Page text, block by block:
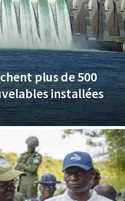
plus de 500
installées